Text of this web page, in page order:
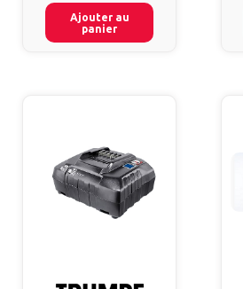
Ajouter au
panier